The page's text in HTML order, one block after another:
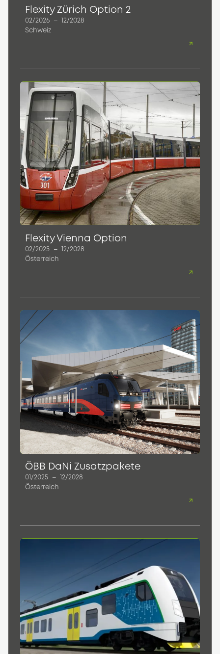
Flexity Zürich Option 2
02/2026 –
12/2028
Schweiz
Flexity Vienna Option
02/2025 –
12/2028
Österreich
ÖBB DaNi Zusatzpakete
01/2025 –
12/2028
Österreich